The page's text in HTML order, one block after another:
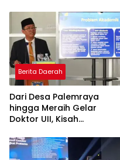
Berita Daerah
Dari Desa Palemraya
hingga Meraih Gelar
Doktor UII, Kisah
Yogyakarta yang Pernah
Menjadi Driver Taksi Online